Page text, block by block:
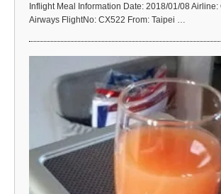
Inflight Meal Information Date: 2018/01/08 Airline:
Airways FlightNo: CX522 From: Taipei …